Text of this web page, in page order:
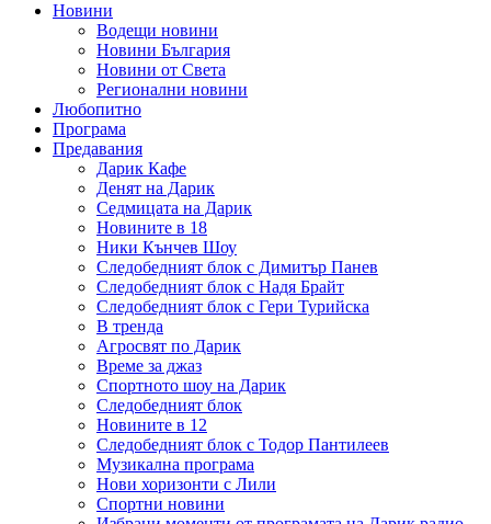
Новини
Водещи новини
Новини България
Новини от Света
Регионални новини
Любопитно
Програма
Предавания
Дарик Кафе
Денят на Дарик
Седмицата на Дарик
Новините в 18
Ники Кънчев Шоу
Следобедният блок с Димитър Панев
Следобедният блок с Надя Брайт
Следобедният блок с Гери Турийска
В тренда
Агросвят по Дарик
Време за джаз
Спортното шоу на Дарик
Следобедният блок
Новините в 12
Следобедният блок с Тодор Пантилеев
Музикална програма
Нови хоризонти с Лили
Спортни новини